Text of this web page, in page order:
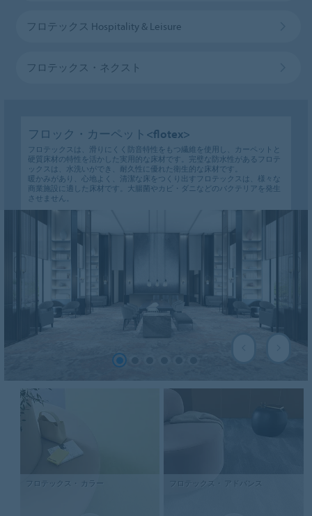
フロテックス Hospitality & Leisure
フロテックス・ネクスト
フロック・カーペット<flotex>
フロテックス は、滑りにくく防音特性をもつ繊維を使用し、カーペットと
硬質床材の特性を活かした実用的な床材です。 完璧な防水性 があるフロテ
ックスは、 水洗いができ 耐久性に優れた衛生的な 床材です。
暖かみがあり、心地よく、清潔な床をつくり出すフロテックスは、様々な
商業施設に適した床材です。大腸菌やカビ・ダニなどのバクテリアを発生
させません。
フロテックス・ カラー フロテックス・ アドバンス